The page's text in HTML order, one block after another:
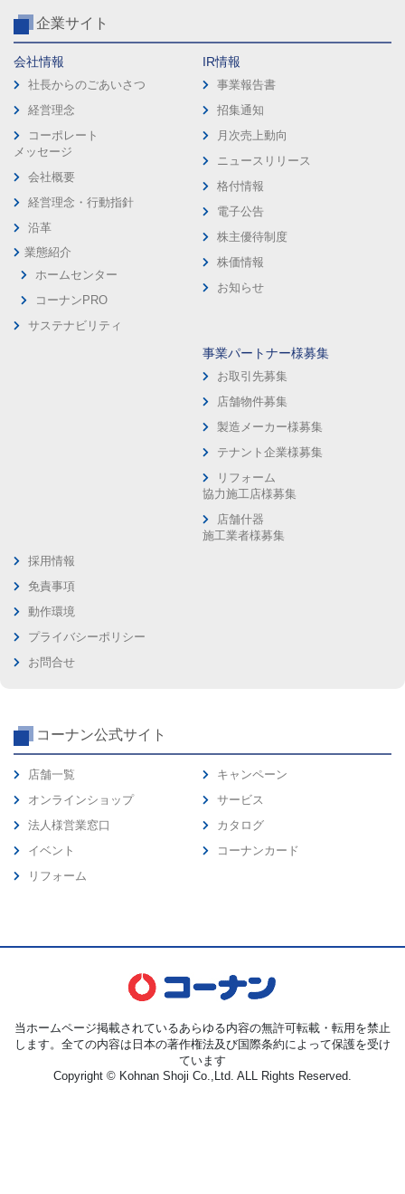
企業サイト
会社情報
社長からのごあいさつ
経営理念
コーポレート
メッセージ
会社概要
経営理念・行動指針
沿革
業態紹介
ホームセンター
コーナンPRO
サステナビリティ
IR情報
事業報告書
招集通知
月次売上動向
ニュースリリース
格付情報
電子公告
株主優待制度
株価情報
お知らせ
事業パートナー様募集
お取引先募集
店舗物件募集
製造メーカー様募集
テナント企業様募集
リフォーム
協力施工店様募集
店舗什器
施工業者様募集
採用情報
免責事項
動作環境
プライバシーポリシー
お問合せ
コーナン公式サイト
店舗一覧
オンラインショップ
法人様営業窓口
イベント
リフォーム
キャンペーン
サービス
カタログ
コーナンカード
当ホームページ掲載されているあらゆる内容の無許可転載・転用を禁止
します。全ての内容は日本の著作権法及び国際条約によって保護を受け
ています
Copyright © Kohnan Shoji Co.,Ltd. ALL Rights Reserved.